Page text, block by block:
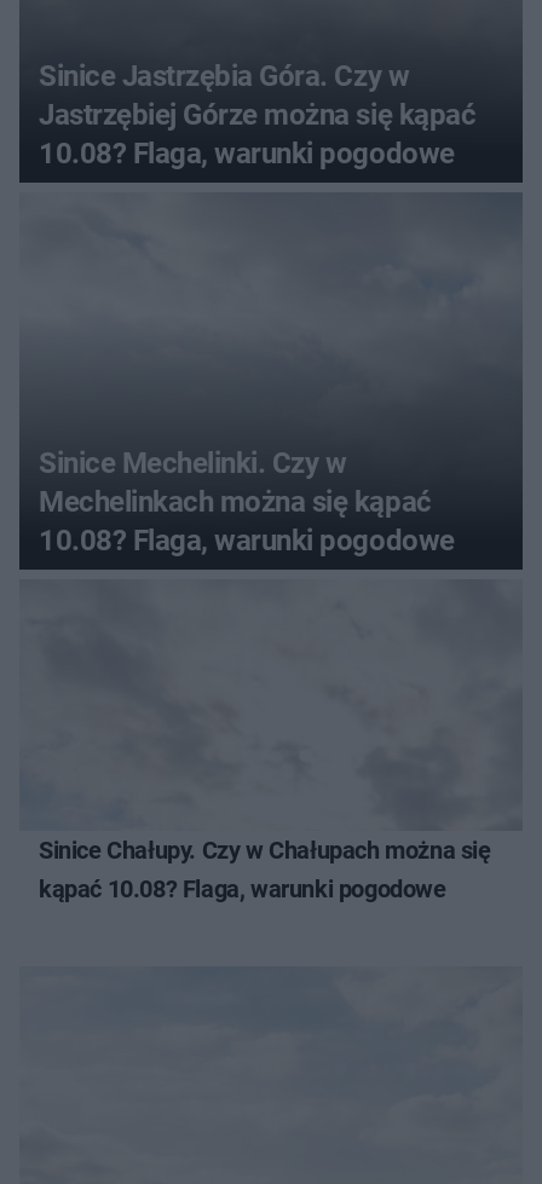
Sinice Jastrzębia Góra. Czy w
Jastrzębiej Górze można się kąpać
10.08? Flaga, warunki pogodowe
Sinice Mechelinki. Czy w
Mechelinkach można się kąpać
10.08? Flaga, warunki pogodowe
Sinice Chałupy. Czy w Chałupach można się
kąpać 10.08? Flaga, warunki pogodowe